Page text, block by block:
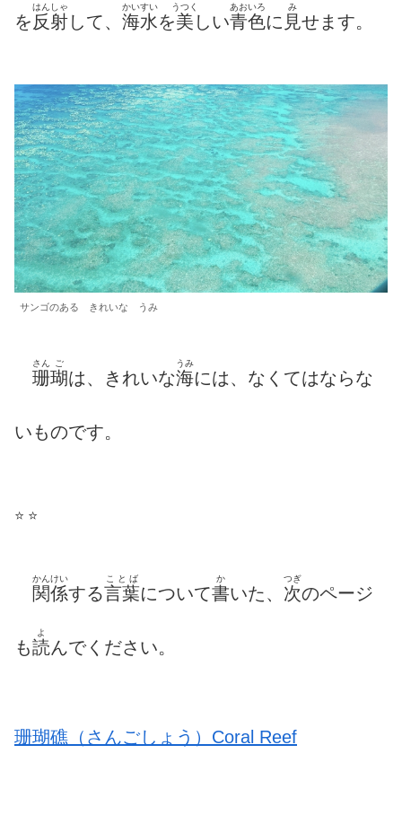
を 反射
はんしゃ
して、 海水
かいすい
を美
うつく
しい青色
あおいろ
に 見
み
せます。
サンゴのある きれいな うみ
珊
さん
瑚
ご
は、きれいな海
うみ
には、なくてはならな
いものです。
⭐️ ⭐️
関係
かんけい
する言葉
ことば
について書
か
いた、 次
つぎ
のページ
も読
よ
んでください。
珊瑚礁（さんごしょう）Coral Reef